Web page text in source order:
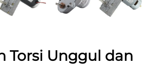
Torsi Unggul dan